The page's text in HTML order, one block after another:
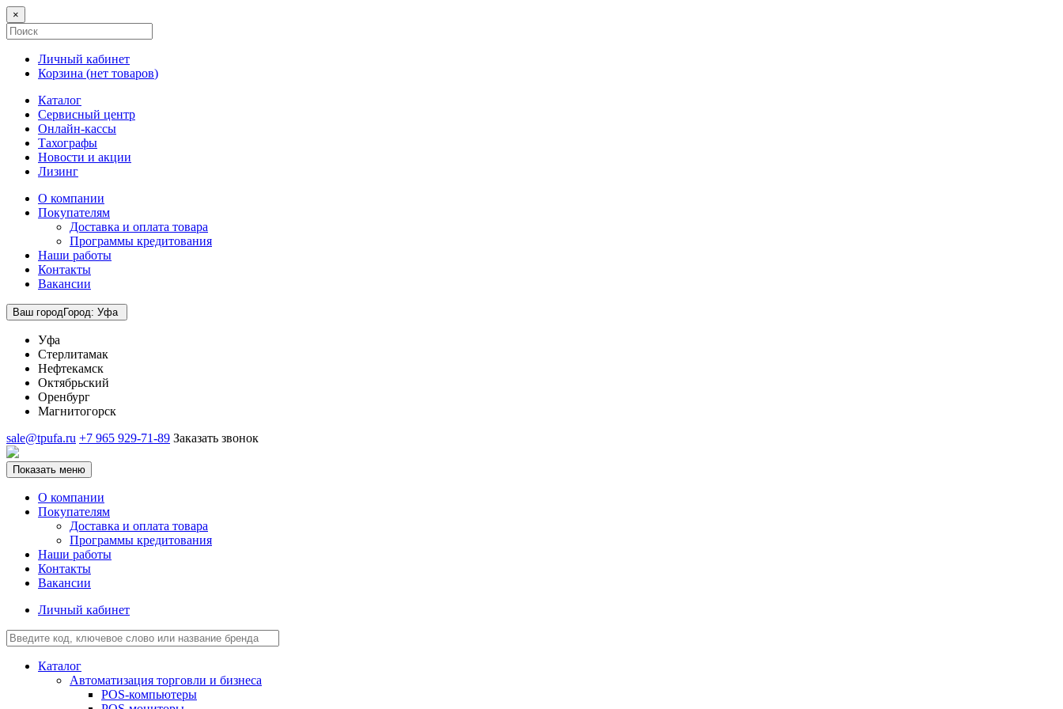
×
Личный кабинет
Корзина (нет товаров)
Каталог
Сервисный центр
Онлайн-кассы
Тахографы
Новости и акции
Лизинг
О компании
Покупателям
Доставка и оплата товара
Программы кредитования
Наши работы
Контакты
Вакансии
Ваш городГород: Уфа
Уфа
Стерлитамак
Нефтекамск
Октябрьский
Оренбург
Магнитогорск
sale@tpufa.ru +7 965 929-71-89 Заказать звонок
Показать меню
О компании
Покупателям
Доставка и оплата товара
Программы кредитования
Наши работы
Контакты
Вакансии
Личный кабинет
Каталог
Автоматизация торговли и бизнеса
POS-компьютеры